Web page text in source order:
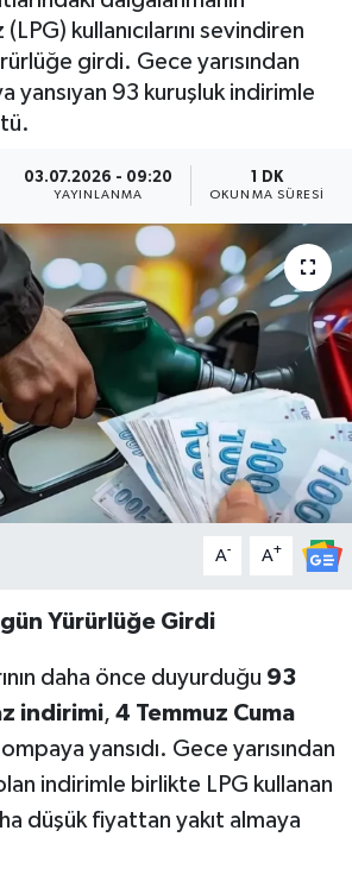
kullanıcılarını sevindiren
girdi. Gece yarısından
yansıyan 93 kuruşluk indirimle
03.07.2026 - 09:20
YAYINLANMA
1 DK
OKUNMA SÜRESI
A- A+
Yürürlüğe Girdi
daha önce duyurduğu 93
indirimi, 4 Temmuz Cuma
yansıdı. Gece yarısından
indirimle birlikte LPG kullanan
düşük fiyattan yakıt almaya